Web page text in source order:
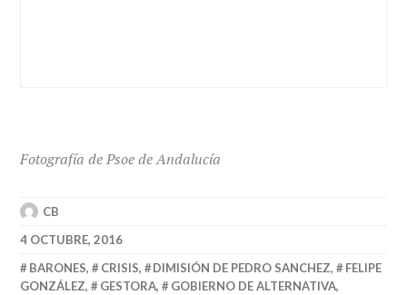
Fotografía de Psoe de Andalucía
CB
4 OCTUBRE, 2016
BARONES, CRISIS, DIMISIÓN DE PEDRO SANCHEZ,
FELIPE
GONZÁLEZ, GESTORA, GOBIERNO DE ALTERNATIVA,